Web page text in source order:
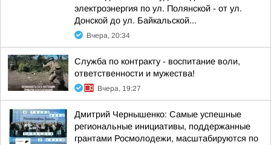
электроэнергия по ул. Полянской - от ул.
Донской до ул. Байкальской...
Вчера, 20:34
Служба по контракту - воспитание воли,
ответственности и мужества!
Вчера, 19:27
Дмитрий Чернышенко: Самые успешные
региональные инициативы, поддержанные
грантами Росмолодежи, масштабируются по